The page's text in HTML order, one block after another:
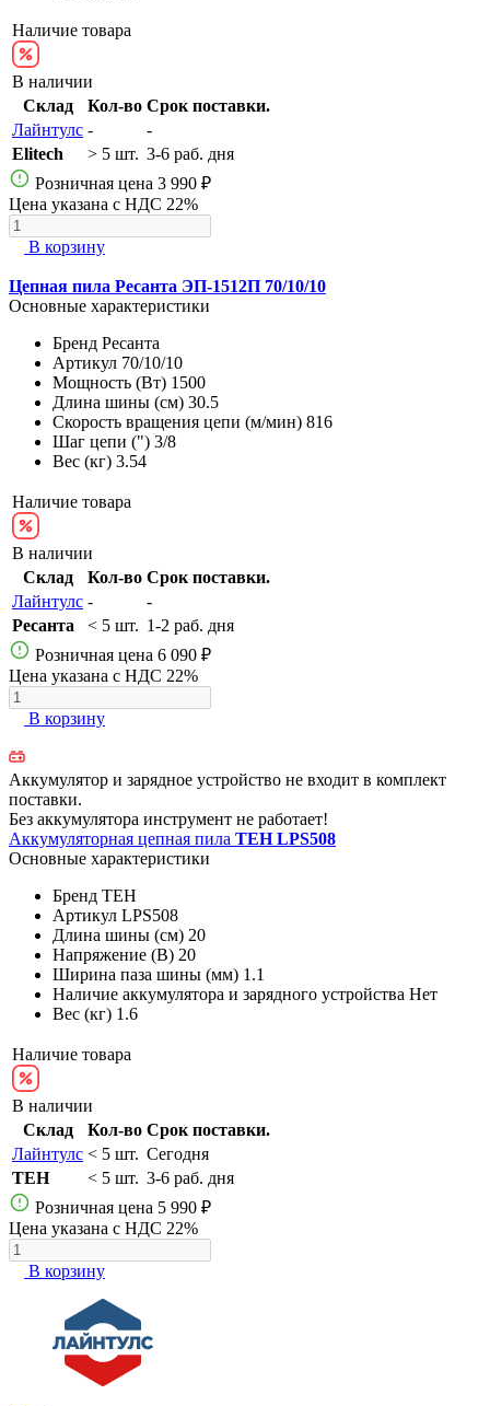
Наличие товара
В наличии
Склад
Кол-во Срок поставки.
Лайнтулс -
-
Elitech
> 5 шт. 3-6 раб. дня
Розничная цена 3 990 ₽
Цена указана с НДС 22%
В корзину
Цепная пила Ресанта ЭП-1512П 70/10/10
Основные характеристики
Бренд Ресанта
Артикул 70/10/10
Мощность (Вт) 1500
Длина шины (см) 30.5
Скорость вращения цепи (м/мин) 816
Шаг цепи (") 3/8
Вес (кг) 3.54
Наличие товара
В наличии
Склад
Кол-во Срок поставки.
Лайнтулс -
-
Ресанта
< 5 шт. 1-2 раб. дня
Розничная цена 6 090 ₽
Цена указана с НДС 22%
В корзину
Аккумулятор и зарядное устройство не входит в комплект
поставки.
Без аккумулятора инструмент не работает!
Аккумуляторная цепная пила TEH LPS508
Основные характеристики
Бренд TEH
Артикул LPS508
Длина шины (см) 20
Напряжение (В) 20
Ширина паза шины (мм) 1.1
Наличие аккумулятора и зарядного устройства Нет
Вес (кг) 1.6
Наличие товара
В наличии
Склад
Кол-во Срок поставки.
Лайнтулс < 5 шт. Сегодня
TEH
< 5 шт. 3-6 раб. дня
Розничная цена 5 990 ₽
Цена указана с НДС 22%
В корзину